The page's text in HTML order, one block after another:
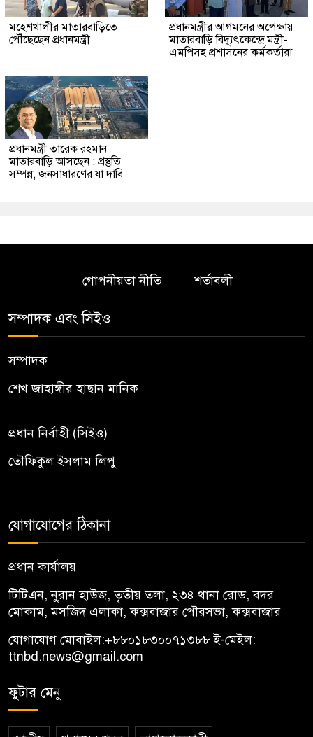
মহেশখালীর মাতারবাড়িতে
পৌঁছেছেন প্রধানমন্ত্রী
প্রধানমন্ত্রীর আগমনের অপেক্ষায়
মাতারবাড়ি বিদ্যুৎকেন্দ্রে মন্ত্রী-
এমপিসহ প্রশাসনের কর্মকর্তারা
প্রধানমন্ত্রী তারেক রহমান
মাতারবাড়ি আসছেন : প্রস্তুতি
সম্পন্ন, জনসাধারণের যা দাবি
গোপনীয়তা নীতি শর্তাবলী
সম্পাদক এবং সিইও
সম্পাদক
শেখ জাহাঙ্গীর হাছান মানিক
প্রধান নির্বাহী (সিইও)
তৌফিকুল ইসলাম লিপু
যোগাযোগের ঠিকানা
প্রধান কার্যালয়
টিটিএন, নু্রান হাউজ, তৃতীয় তলা, ২৩৪ থানা রোড, বদর
মোকাম, মসজিদ এলাকা, কক্সবাজার পৌরসভা, কক্সবাজার
যোগাযোগ মোবাইল:+৮৮০১৮৩০০৭১৩৮৮ই-মেইল:
ttnbd.news@gmail.com
ফুটার মেনু